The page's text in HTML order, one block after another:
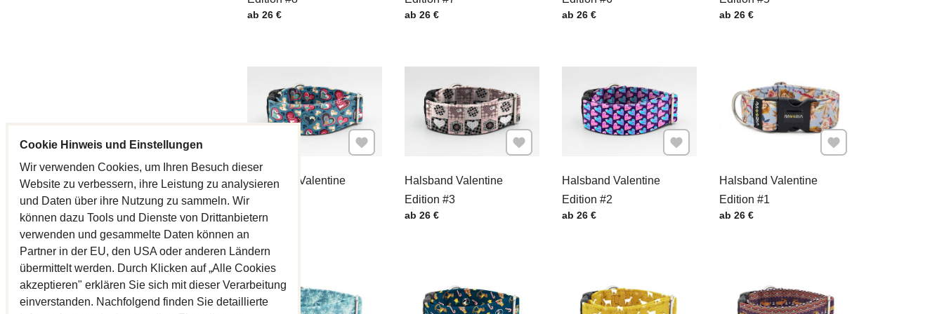
Preis mit MwSt.
ab 26 € Preis mit MwSt.
ab 26 € Preis mit MwSt.
ab 26 € Preis mit MwSt.
ab 26 €
Halsband Valentine
Edition #4
Preis mit MwSt.
ab 26 €
Zu Favoriten hinzufügen
Halsband Valentine
Edition #3
Preis mit MwSt.
ab 26 €
Zu Favoriten hinzufügen
Halsband Valentine
Edition #2
Preis mit MwSt.
ab 26 €
Zu Favoriten hinzufügen
Halsband Valentine
Edition #1
Preis mit MwSt.
ab 26 €
Zu Favoriten hinzufügen
Cookie Hinweis und Einstellungen
Wir verwenden Cookies, um Ihren Besuch dieser
Website zu verbessern, ihre Leistung zu analysieren
und Daten über ihre Nutzung zu sammeln. Wir
können dazu Tools und Dienste von Drittanbietern
verwenden und gesammelte Daten können an
Partner in der EU, den USA oder anderen Ländern
übermittelt werden. Durch Klicken auf „Alle Cookies
akzeptieren" erklären Sie sich mit dieser Verarbeitung
einverstanden. Nachfolgend finden Sie detaillierte